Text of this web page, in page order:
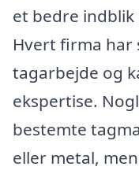
et bedre
Hvert firma har
tagarbejde og
ekspertise.
bestemte
eller metal,